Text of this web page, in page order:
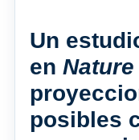
Un
en Nature
posibles